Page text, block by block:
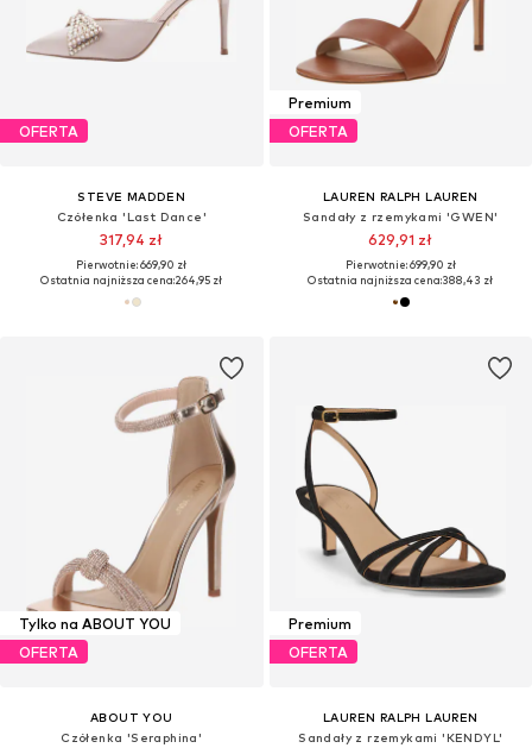
OFERTA
STEVE MADDEN
Czółenka 'Last Dance'
317,94 zł
Pierwotnie: 669,90 zł
Ostatnia najniższa cena:264,95 zł
Premium
OFERTA
LAUREN RALPH LAUREN
Sandały z rzemykami 'GWEN'
629,91 zł
Pierwotnie: 699,90 zł
Ostatnia najniższa cena:388,43 zł
Tylko na ABOUT YOU
OFERTA
ABOUT YOU
Czółenka 'Seraphina'
Premium
OFERTA
LAUREN RALPH LAUREN
Sandały z rzemykami 'KENDYL'